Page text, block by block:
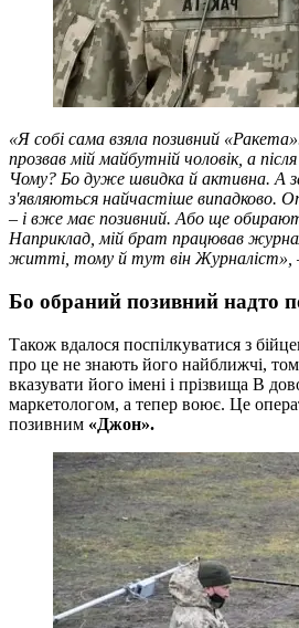
«Я собі сама взяла позивний
прозвав мій майбутній чоловік, а
Чому? Бо дуже швидка й активна. А
з'являються найчастіше випадково.
– і вже має позивний. Або ще
Наприклад, мій брат працював
житті, тому й тут він Журналіст»,
Бо обраний позивний надто
Також вдалося поспілкуватися з
про це не знають його найближчі,
вказувати його імені і прізвища В
маркетологом, а тепер воює. Це
позивним «Джон».